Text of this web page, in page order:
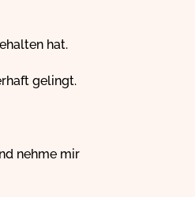
hat.
gelingt.
nehme mir